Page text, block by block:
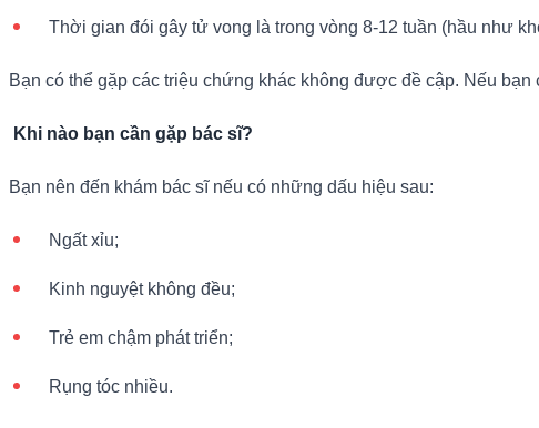
Thời gian đói gây tử vong là trong vòng 8-12 tuần (hầu như
Bạn có thể gặp các triệu chứng khác không được đề cập. Nếu
Khi nào bạn cần gặp bác sĩ?
Bạn nên đến khám bác sĩ nếu có những dấu hiệu sau:
Ngất xỉu;
Kinh nguyệt không đều;
Trẻ em chậm phát triển;
Rụng tóc nhiều.